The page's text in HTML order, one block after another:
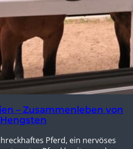
– Zusammenleben von
Pferd, ein nervöses